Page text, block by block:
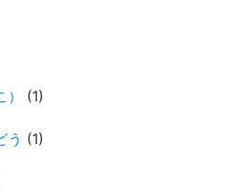
(1)
う (1)